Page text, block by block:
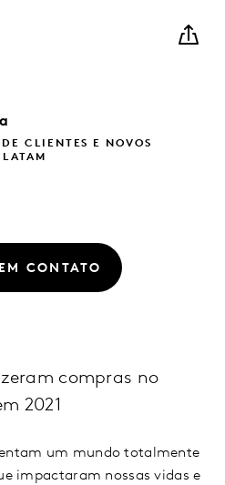
CLIENTES E NOVOS
CONTATO
compras no
2021
um mundo totalmente
impactaram nossas vidas e